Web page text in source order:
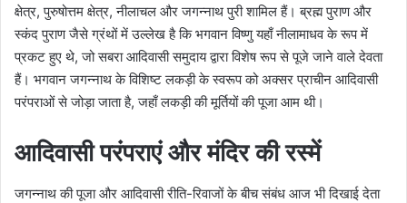
क्षेत्र, पुरुषोत्तम क्षेत्र, नीलाचल और जगन्नाथ पुरी शामिल हैं। ब्रह्म पुराण और
स्कंद पुराण जैसे ग्रंथों में उल्लेख है कि भगवान विष्णु यहाँ नीलामाधव के रूप में
प्रकट हुए थे, जो सबरा आदिवासी समुदाय द्वारा विशेष रूप से पूजे जाने वाले देवता
हैं। भगवान जगन्नाथ के विशिष्ट लकड़ी के स्वरूप को अक्सर प्राचीन आदिवासी
परंपराओं से जोड़ा जाता है, जहाँ लकड़ी की मूर्तियों की पूजा आम थी।
आदिवासी परंपराएं और मंदिर की रस्में
जगन्नाथ की पूजा और आदिवासी रीति-रिवाजों के बीच संबंध आज भी दिखाई देता